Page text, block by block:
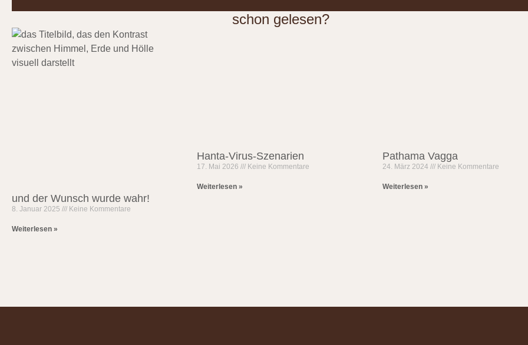
schon gelesen?
und der Wunsch wurde wahr!
8. Januar 2025 Keine Kommentare
Weiterlesen »
Hanta-Virus-Szenarien
17. Mai 2026 Keine Kommentare
Weiterlesen »
Pathama Vagga
24. März 2024 Keine Kommentare
Weiterlesen »